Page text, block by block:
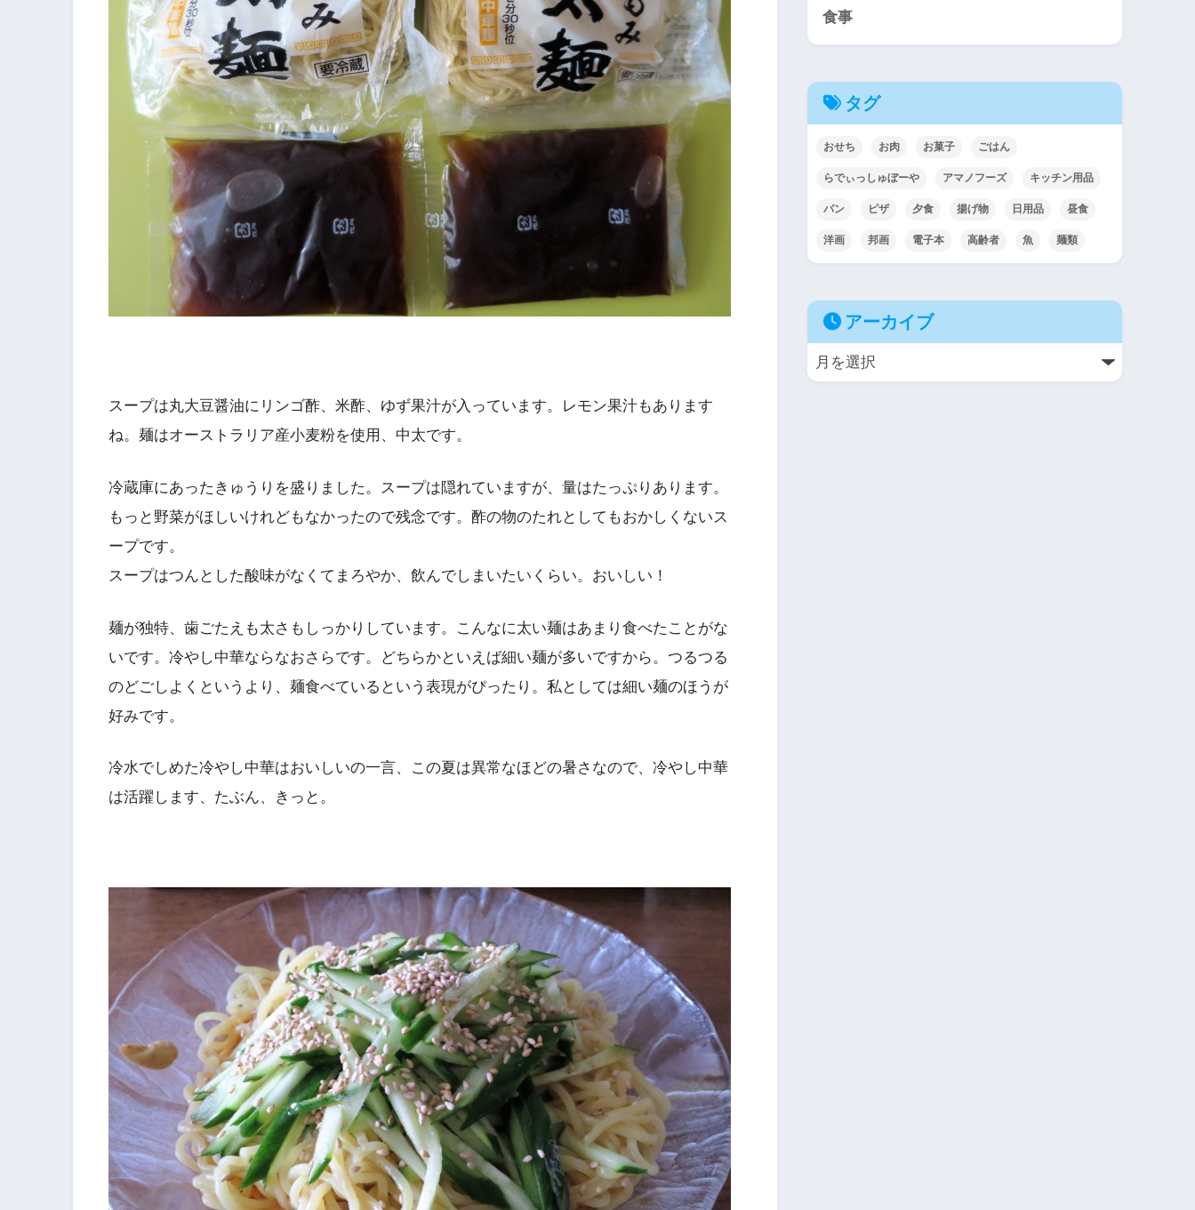
スープは丸大豆醤油にリンゴ酢、米酢、ゆず果汁が入っています。レモン果汁もあります
ね。麺はオーストラリア産小麦粉を使用、中太です。
冷蔵庫にあったきゅうりを盛りました。スープは隠れていますが、量はたっぷりあります。
もっと野菜がほしいけれどもなかったので残念です。酢の物のたれとしてもおかしくないス
ープです。
スープはつんとした酸味がなくてまろやか、飲んでしまいたいくらい。おいしい！
麺が独特、歯ごたえも太さもしっかりしています。こんなに太い麺はあまり食べたことがな
いです。冷やし中華ならなおさらです。どちらかといえば細い麺が多いですから。つるつる
のどごしよくというより、麺食べているという表現がぴったり。私としては細い麺のほうが
好みです。
冷水でしめた冷やし中華はおいしいの一言、この夏は異常なほどの暑さなので、冷やし中華
は活躍します、たぶん、きっと。
食事
タグ
おせち お肉 お菓子 ごはん
らでぃっしゅぼーや アマノフーズ キッチン用品
パン ピザ 夕食 揚げ物 日用品 昼食
洋画 邦画 電子本 高齢者 魚 麺類
アーカイブ